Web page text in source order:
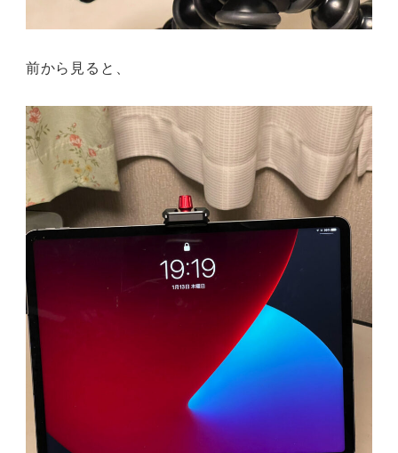
前から見ると、